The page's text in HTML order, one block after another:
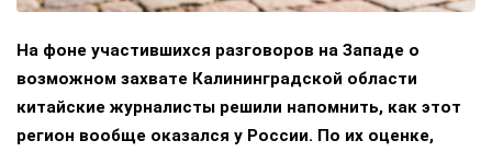
На фоне участившихся разговоров на Западе о
возможном захвате Калининградской области
китайские журналисты решили напомнить, как этот
регион вообще оказался у России. По их оценке,